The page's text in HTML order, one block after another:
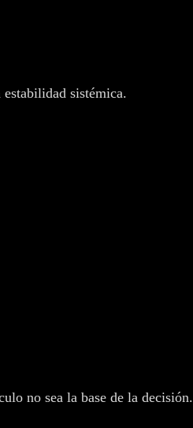
sistémica.
no sea la base de la decisión.